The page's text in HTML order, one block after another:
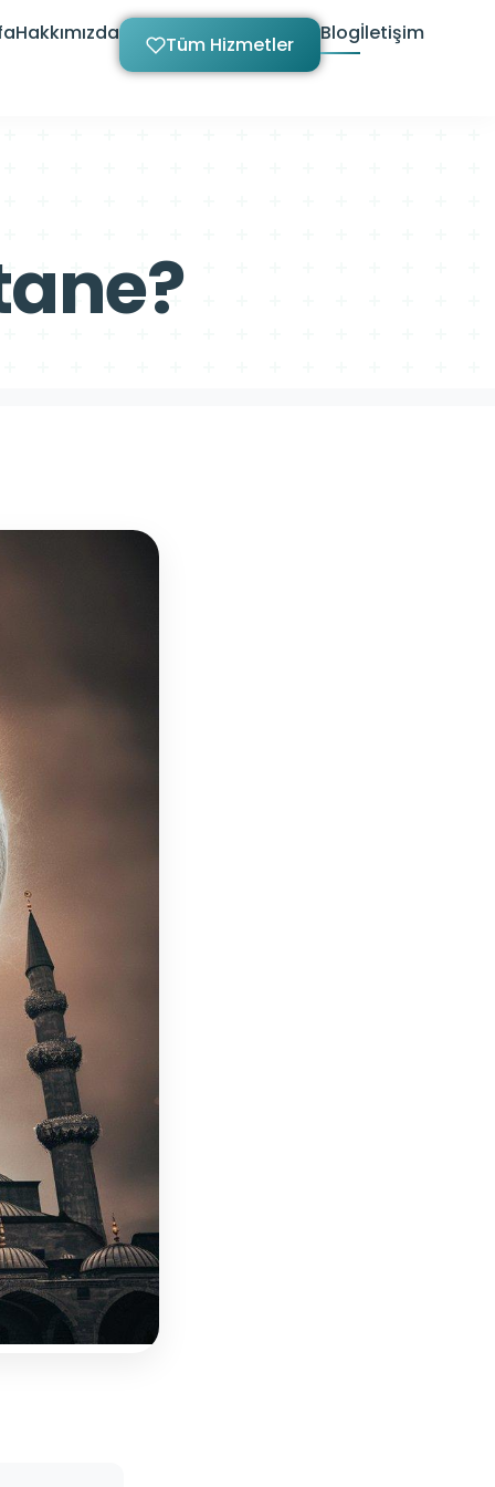
Hakkımızda Tüm Hizmetler Blogİletişim